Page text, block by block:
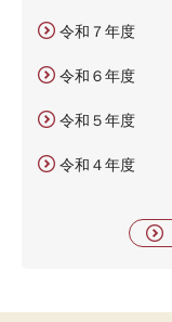
令和７年度
令和６年度
令和５年度
令和４年度